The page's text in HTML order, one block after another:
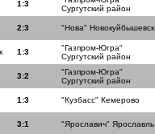
1:3
Сургутский район
2:3 "Нова" Новокуйбышевск
1:3
"Газпром-Югра"
Сургутский район
3:2
"Газпром-Югра"
Сургутский район
1:3 "Кузбасс" Кемерово
3:1 "Ярославич" Ярославль